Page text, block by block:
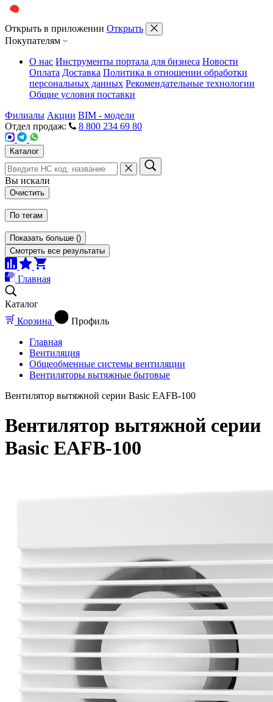
Открыть в приложении Открыть
Покупателям
О нас Инструменты портала для бизнеса Новости
Оплата Доставка Политика в отношении обработки
персональных данных Рекомендательные технологии
Общие условия поставки
Филиалы Акции BIM - модели
Отдел продаж:
8 800 234 69 80
Каталог
Вы искали
Очистить
По тегам
Показать больше ()
Смотреть все результаты
Главная
Каталог
Корзина
Профиль
Главная
Вентиляция
Общеобменные системы вентиляции
Вентиляторы вытяжные бытовые
Вентилятор вытяжной серии Basic EAFB-100
Вентилятор вытяжной серии
Basic EAFB-100